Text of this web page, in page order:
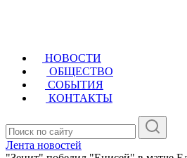
НОВОСТИ
ОБЩЕСТВО
СОБЫТИЯ
КОНТАКТЫ
Лента новостей